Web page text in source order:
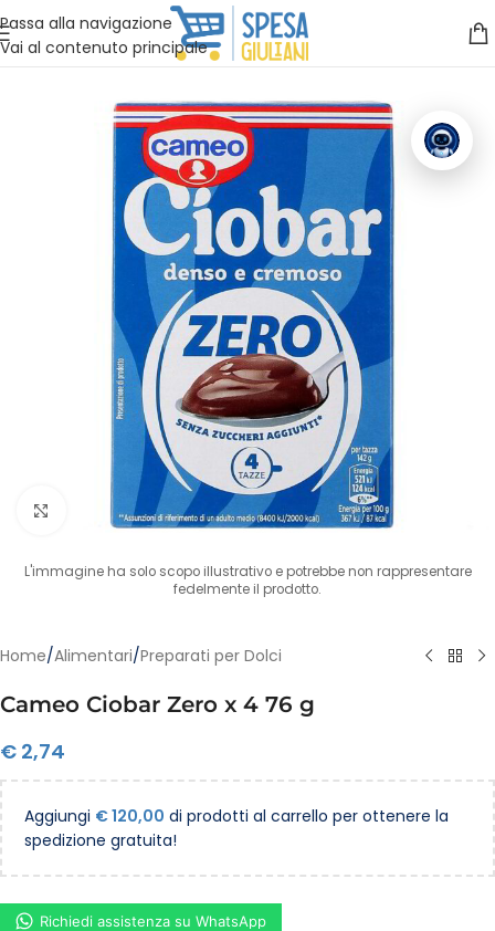
Passa alla navigazione
Vai al contenuto principale
Vuoi assistenza?Clicca qui e ti richiamiamo noi
Clicca per ingrandire
L'immagine ha solo scopo illustrativo e potrebbe non rappresentare
fedelmente il prodotto.
Home/Alimentari/Preparati per Dolci
Cameo Ciobar Zero x 4 76 g
€ 2,74
Aggiungi €120,00 di prodotti al carrello per ottenere la
spedizione gratuita!
Richiedi assistenza su WhatsApp